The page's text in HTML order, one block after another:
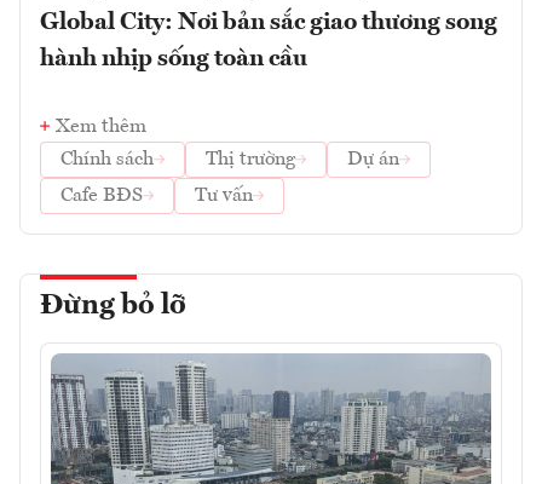
Global City: Nơi bản sắc giao thương song
hành nhịp sống toàn cầu
Xem thêm
Chính sách
Thị trường
Dự án
Cafe BĐS
Tư vấn
Đừng bỏ lỡ